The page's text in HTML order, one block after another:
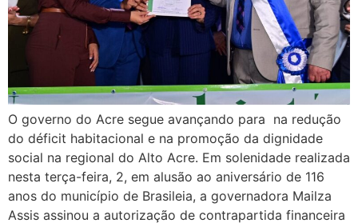
O governo do Acre segue avançando para na redução
do déficit habitacional e na promoção da dignidade
social na regional do Alto Acre. Em solenidade realizada
nesta terça-feira, 2, em alusão ao aniversário de 116
anos do município de Brasileia, a governadora Mailza
Assis assinou a autorização de contrapartida financeira